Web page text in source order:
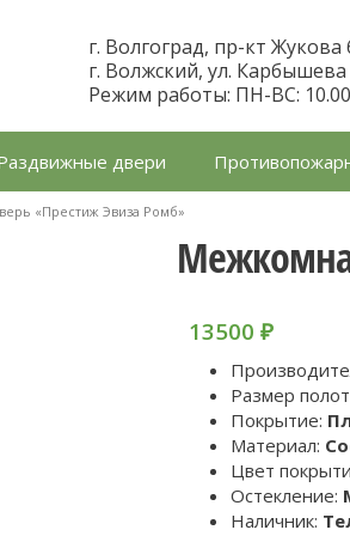
г. Волгоград, пр-кт Жукова
г. Волжский, ул.
Режим работы: ПН-ВС:
двери
«Престиж Эвиза Ромб»
13500₽
Размер
Покрытие:
Материал:
Цвет
Остекление:
Наличник: